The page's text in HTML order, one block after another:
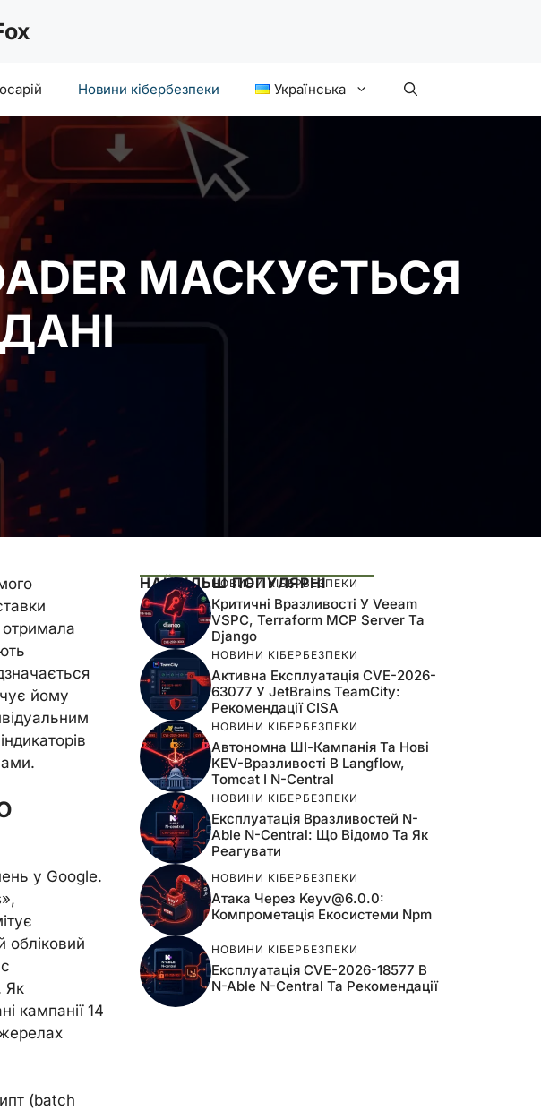
Новини кібербезпеки Українська
МАСКУЄТЬСЯ
йому
у Google.
обліковий
Як
кампанії 14
(batch
НАЙБІЛЬШ ПОПУЛЯРНІ
НОВИНИ КІБЕРБЕЗПЕКИ
Критичні Вразливості У Veeam
VSPC, Terraform MCP Server Та
Django
НОВИНИ КІБЕРБЕЗПЕКИ
Активна Експлуатація CVE-2026-
63077 У JetBrains TeamCity:
Рекомендації CISA
НОВИНИ КІБЕРБЕЗПЕКИ
Автономна ШІ-Кампанія Та Нові
KEV-Вразливості В Langflow,
Tomcat І N-Central
НОВИНИ КІБЕРБЕЗПЕКИ
Експлуатація Вразливостей N-
Able N-Central: Що Відомо Та Як
Реагувати
НОВИНИ КІБЕРБЕЗПЕКИ
Атака Через Keyv@6.0.0:
Компрометація Екосистеми Npm
НОВИНИ КІБЕРБЕЗПЕКИ
Експлуатація CVE-2026-18577 В
N-Able N-Central Та Рекомендації